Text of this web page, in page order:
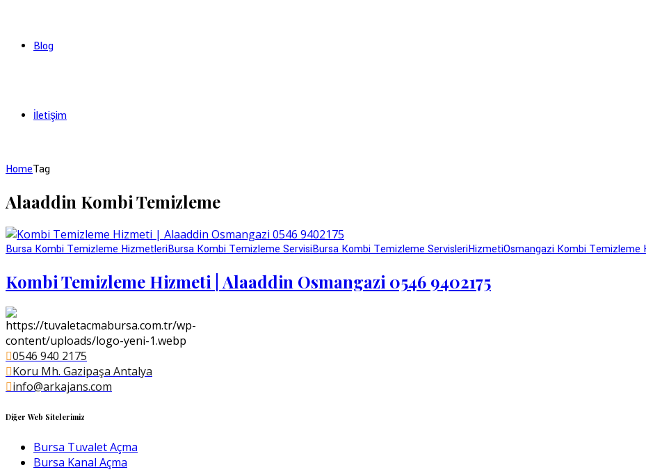
Blog
İletişim
HomeTag
Alaaddin Kombi Temizleme
Bursa Kombi Temizleme HizmetleriBursa Kombi Temizleme ServisiBursa Kombi Temizleme ServisleriHizmetiOsmangazi Kombi Temizleme
Kombi Temizleme Hizmeti | Alaaddin Osmangazi 0546 9402175
0546 940 2175
Koru Mh. Gazipaşa Antalya
info@arkajans.com
Diğer Web Sitelerimiz
Bursa Tuvalet Açma
Bursa Kanal Açma